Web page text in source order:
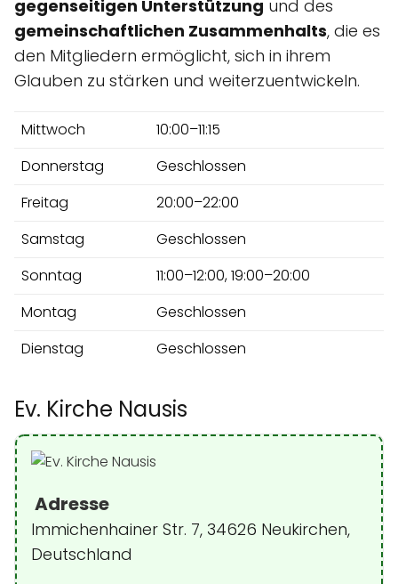
gegenseitigen Unterstützung und des
gemeinschaftlichen Zusammenhalts, die es
den Mitgliedern ermöglicht, sich in ihrem
Glauben zu stärken und weiterzuentwickeln.
Mittwoch
10:00–11:15
Donnerstag
Geschlossen
Freitag
20:00–22:00
Samstag
Geschlossen
Sonntag
11:00–12:00, 19:00–20:00
Montag
Geschlossen
Dienstag
Geschlossen
Ev. Kirche Nausis
Adresse
Immichenhainer Str. 7, 34626 Neukirchen,
Deutschland